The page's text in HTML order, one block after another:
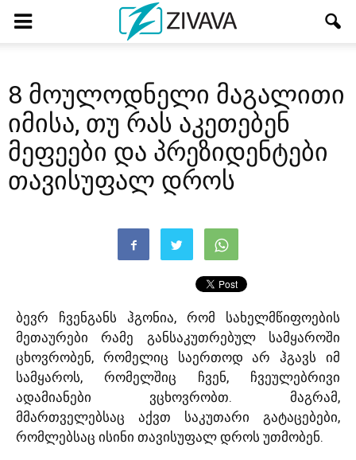
8 მოულოდნელი მაგალითი
იმისა, თუ რას აკეთებენ
მეფეები და პრეზიდენტები
თავისუფალ დროს
ბევრ ჩვენგანს ჰგონია, რომ სახელმწიფოების
მეთაურები რამე განსაკუთრებულ სამყაროში
ცხოვრობენ, რომელიც საერთოდ არ ჰგავს იმ
სამყაროს, რომელშიც ჩვენ, ჩვეულებრივი
ადამიანები ვცხოვრობთ. მაგრამ,
მმართველებსაც აქვთ საკუთარი გატაცებები,
რომლებსაც ისინი თავისუფალ დროს უთმობენ.